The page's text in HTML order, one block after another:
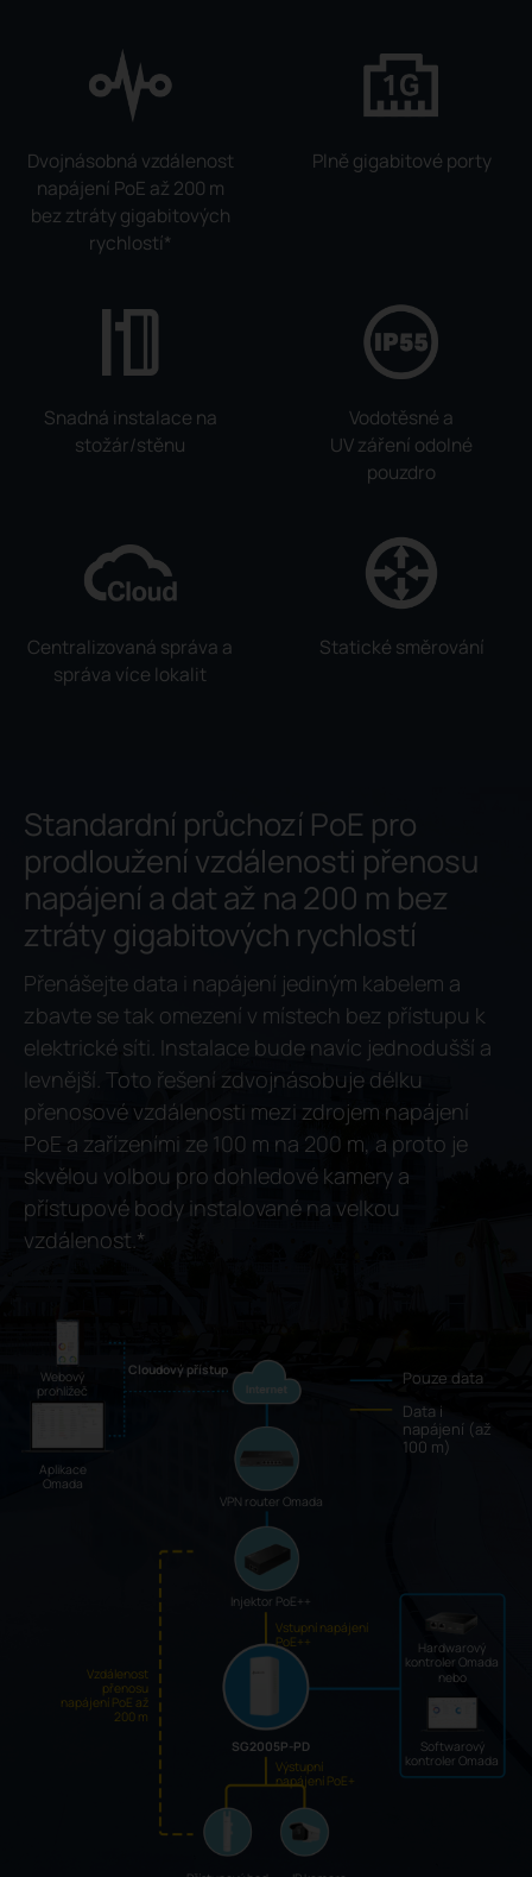
Dvojnásobná vzdálenost
napájení PoE až 200 m
bez ztráty gigabitových
rychlostí*
Plně gigabitové porty
Snadná instalace na
stožár/stěnu
Vodotěsné a
UV záření odolné
pouzdro
Centralizovaná správa a
správa více lokalit
Statické směrování
Standardní průchozí PoE pro
prodloužení vzdálenosti přenosu
napájení a dat až na 200 m bez
ztráty gigabitových rychlostí
Přenášejte data i napájení jediným kabelem a
zbavte se tak omezení v místech bez přístupu k
elektrické síti. Instalace bude navíc jednodušší a
levnější. Toto řešení zdvojnásobuje délku
přenosové vzdálenosti mezi zdrojem napájení
PoE a zařízeními ze 100 m na 200 m, a proto je
skvělou volbou pro dohledové kamery a
přístupové body instalované na velkou
vzdálenost.*
Webový
prohlížeč
Aplikace
Omada
Cloudový přístup
VPN router Omada
Injektor PoE++
SG2005P-PD
Hardwarový
kontroler Omada
nebo
Softwarový
kontroler Omada
Vstupní napájení
PoE++
Výstupní
napájení PoE+
Vzdálenost
přenosu
napájení PoE až
200 m
Pouze data
Data i
napájení (až
100 m)